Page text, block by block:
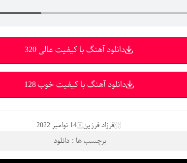
دانلود آهنگ با کیفیت عالی 320
دانلود آهنگ با کیفیت خوب 128
فرزاد فرزین 14 نوامبر 2022
برچسب ها : دانلود